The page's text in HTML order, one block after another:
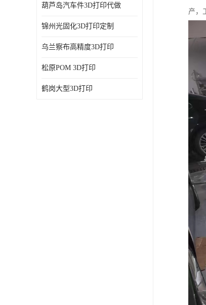
葫芦岛汽车件3D打印代做
锦州光固化3D打印定制
乌兰察布高精度3D打印
松原POM 3D打印
鹤岗大型3D打印
产，